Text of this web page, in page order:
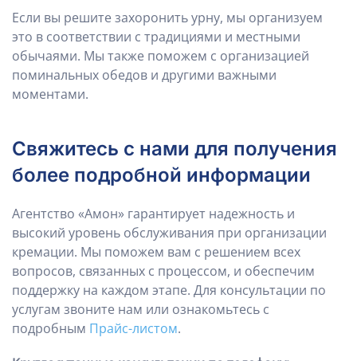
Если вы решите захоронить урну, мы организуем
это в соответствии с традициями и местными
обычаями. Мы также поможем с организацией
поминальных обедов и другими важными
моментами.
Свяжитесь с нами для получения
более подробной информации
Агентство «Амон» гарантирует надежность и
высокий уровень обслуживания при организации
кремации. Мы поможем вам с решением всех
вопросов, связанных с процессом, и обеспечим
поддержку на каждом этапе. Для консультации по
услугам звоните нам или ознакомьтесь с
подробным Прайс-листом.